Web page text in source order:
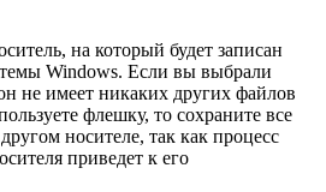
на который будет записан
Windows. Если вы выбрали
не имеет никаких других файлов
флешку, то сохраните все
носителе, так как процесс
приведет к его